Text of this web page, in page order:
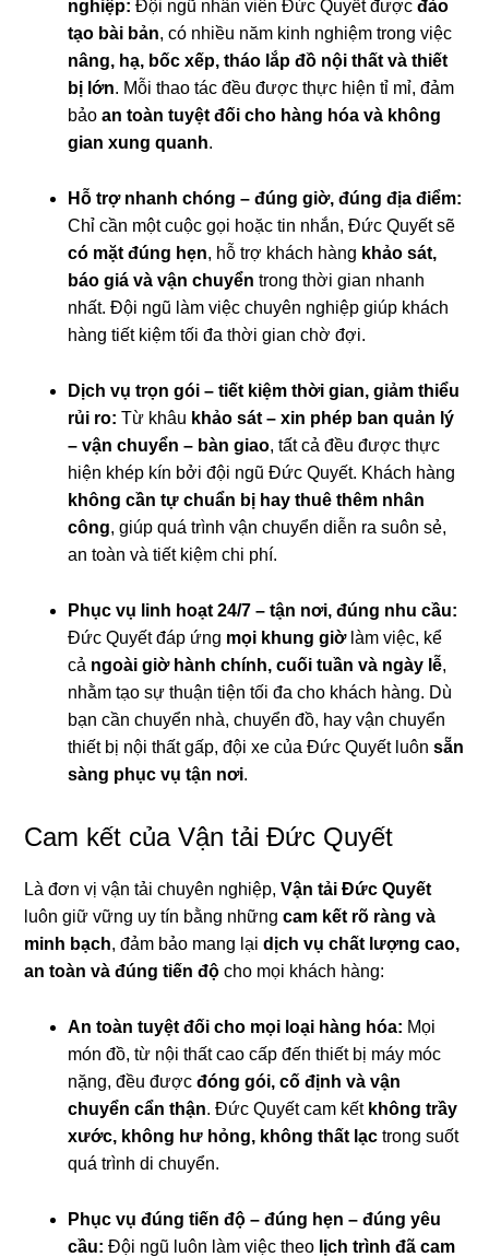
nghiệp: Đội ngũ nhân viên Đức Quyết đượcđào
tạo bài bản, có nhiều năm kinh nghiệm trong việc
nâng, hạ, bốc xếp, tháo lắp đồ nội thất và thiết
bị lớn. Mỗi thao tác đều được thực hiện tỉ mỉ, đảm
bảoan toàn tuyệt đối cho hàng hóa và không
gian xung quanh.
Hỗ trợ nhanh chóng – đúng giờ, đúng địa điểm:
Chỉ cần một cuộc gọi hoặc tin nhắn, Đức Quyết sẽ
có mặt đúng hẹn, hỗ trợ khách hàng khảo sát,
báo giá và vận chuyển trong thời gian nhanh
nhất. Đội ngũ làm việc chuyên nghiệp giúp khách
hàng tiết kiệm tối đa thời gian chờ đợi.
Dịch vụ trọn gói – tiết kiệm thời gian, giảm thiểu
rủi ro: Từ khâu khảo sát – xin phép ban quản lý
– vận chuyển – bàn giao, tất cả đều được thực
hiện khép kín bởi đội ngũ Đức Quyết. Khách hàng
không cần tự chuẩn bị hay thuê thêm nhân
công, giúp quá trình vận chuyển diễn ra suôn sẻ,
an toàn và tiết kiệm chi phí.
Phục vụ linh hoạt 24/7 – tận nơi, đúng nhu cầu:
Đức Quyết đáp ứng mọi khung giờlàm việc, kể
cả ngoài giờ hành chính, cuối tuần và ngày lễ,
nhằm tạo sự thuận tiện tối đa cho khách hàng. Dù
bạn cần chuyển nhà, chuyển đồ, hay vận chuyển
thiết bị nội thất gấp, đội xe của Đức Quyết luônsẵn
sàng phục vụ tận nơi.
Cam kết của Vận tải Đức Quyết
Là đơn vị vận tải chuyên nghiệp,Vận tải Đức Quyết
luôn giữ vững uy tín bằng nhữngcam kết rõ ràng và
minh bạch, đảm bảo mang lạidịch vụ chất lượng cao,
an toàn và đúng tiến độ cho mọi khách hàng:
An toàn tuyệt đối cho mọi loại hàng hóa: Mọi
món đồ, từ nội thất cao cấp đến thiết bị máy móc
nặng, đều đượcđóng gói, cố định và vận
chuyển cẩn thận. Đức Quyết cam kết không trầy
xước, không hư hỏng, không thất lạc trong suốt
quá trình di chuyển.
Phục vụ đúng tiến độ – đúng hẹn – đúng yêu
cầu: Đội ngũ luôn làm việc theo lịch trình đã cam